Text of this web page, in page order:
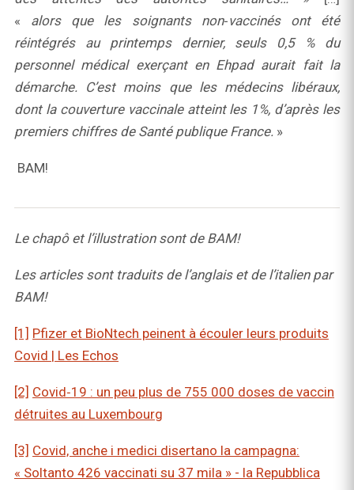
« alorsqueles soignants non‑vaccinés ont été
réintégrés au printemps dernier, seuls0,5 % du
personnel médical exerçant en Ehpad aurait fait la
démarche. C’est moins que les médecins libéraux,
dont la couverture vaccinale atteint les 1%, d’après les
premiers chiffres de Santé publique France. »
BAM!
Le chapô et l’illustration sont de BAM!
Les articles sont traduits de l’anglais et de l’italien par
BAM!
[1] Pfizer et BioNtech peinent à écouler leurs produits
Covid | Les Echos
[2] Covid‑19 : un peu plus de 755 000 doses de vaccin
détruites au Luxembourg
[3] Covid, anche i medici disertano la campagna:
« Soltanto 426 vaccinati su 37 mila » - la Repubblica